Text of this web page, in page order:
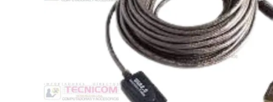
Monitores y TV
Suministros de Impresión
Punto de Venta
Accesorios y Periféricos